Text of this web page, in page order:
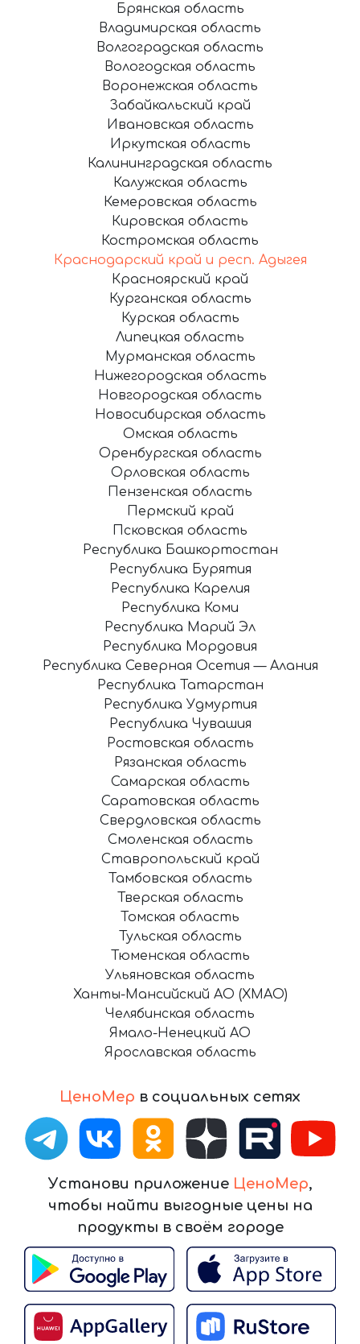
ЦеноМер в социальных сетях
Установи приложение ЦеноМер,
чтобы найти выгодные цены на
продукты в своём городе
Брянская область
Владимирская область
Волгоградская область
Вологодская область
Воронежская область
Забайкальский край
Ивановская область
Иркутская область
Калининградская область
Калужская область
Кемеровская область
Кировская область
Костромская область
Краснодарский край и респ. Адыгея
Красноярский край
Курганская область
Курская область
Липецкая область
Мурманская область
Нижегородская область
Новгородская область
Новосибирская область
Омская область
Оренбургская область
Орловская область
Пензенская область
Пермский край
Псковская область
Республика Башкортостан
Республика Бурятия
Республика Карелия
Республика Коми
Республика Марий Эл
Республика Мордовия
Республика Северная Осетия — Алания
Республика Татарстан
Республика Удмуртия
Республика Чувашия
Ростовская область
Рязанская область
Самарская область
Саратовская область
Свердловская область
Смоленская область
Ставропольский край
Тамбовская область
Тверская область
Томская область
Тульская область
Тюменская область
Ульяновская область
Ханты-Мансийский АО (ХМАО)
Челябинская область
Ямало-Ненецкий АО
Ярославская область